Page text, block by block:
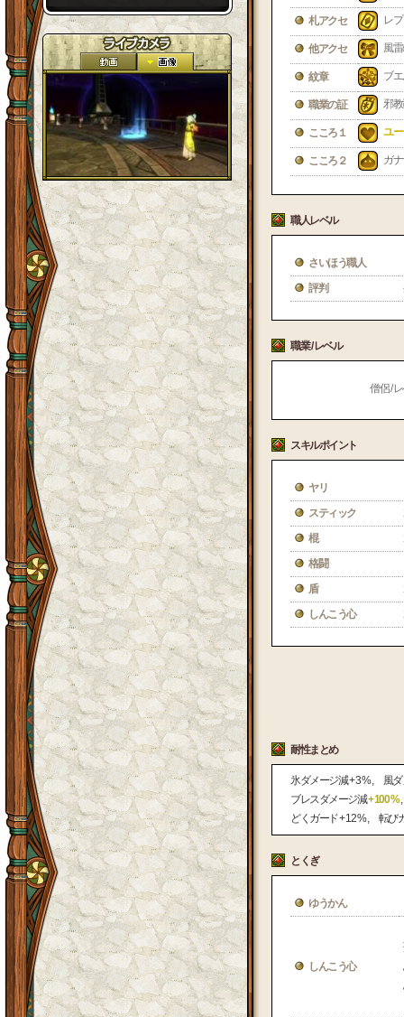
札アクセ レ
他アクセ 風
紋章 ブ
職業の証 邪
こころ１ ユ
こころ２ ガ
職人レベル
さいほう職人
評判
職業 / レベル
僧侶 /
スキルポイント
ヤリ
スティック
棍
格闘
盾
しんこう心
耐性まとめ
氷ダメージ減+ 3 %
風
ブレスダメージ減+ 100 %
どくガード+ 12 % 転び
とくぎ
ゆうかん
しんこう心